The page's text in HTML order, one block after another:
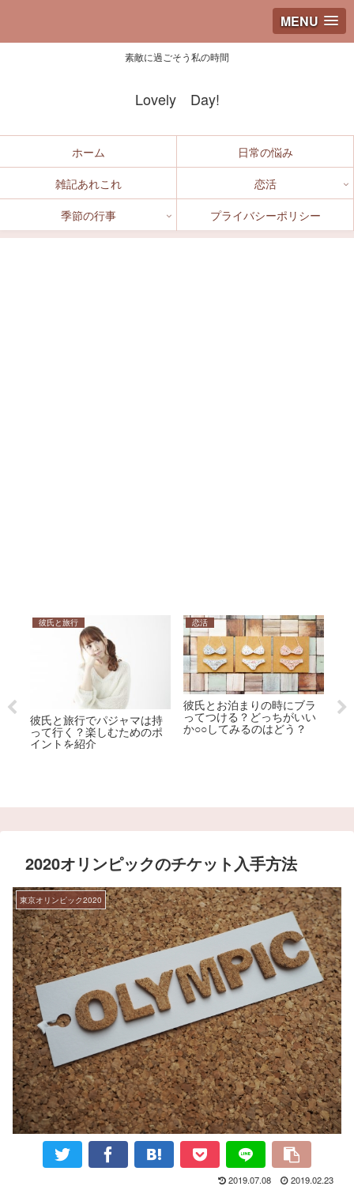
MENU
素敵に過ごそう私の時間
Lovely Day!
ホーム
日常の悩み
雑記あれこれ
恋活
季節の行事
プライバシーポリシー
彼氏と旅行
彼氏と旅行でパジャマは持
って行く？楽しむためのポ
イントを紹介
恋活
彼氏とお泊まりの時にブラ
ってつける？どっちがいい
か○○してみるのはどう？
2020オリンピックのチケット入手方法
東京オリンピック2020
2019.07.08 2019.02.23